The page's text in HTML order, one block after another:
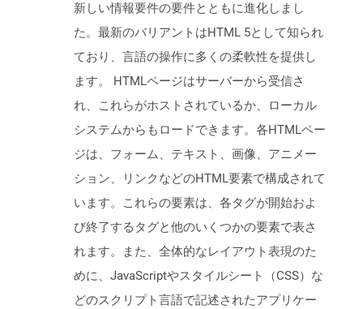
新しい情報要件の要件とともに進化しまし
た。最新のバリアントはHTML 5として知られ
ており、言語の操作に多くの柔軟性を提供し
ます。 HTMLページはサーバーから受信さ
れ、これらがホストされているか、ローカル
システムからもロードできます。各HTMLペー
ジは、フォーム、テキスト、画像、アニメー
ション、リンクなどのHTML要素で構成されて
います。これらの要素は、各タグが開始およ
び終了するタグと他のいくつかの要素で表さ
れます。また、全体的なレイアウト表現のた
めに、JavaScriptやスタイルシート（CSS）な
どのスクリプト言語で記述されたアプリケー